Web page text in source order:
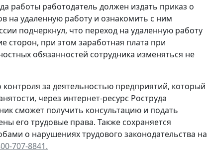
работы работодатель должен издать приказ о
на удаленную работу и ознакомить с ним
подчеркнул, что переход на удаленную работу
сторон, при этом заработная плата при
обязанностей сотрудника изменяться не
за деятельностью предприятий, который
через интернет-ресурс Роструда
сможет получить консультацию и подать
его трудовые права. Также сохраняется
о нарушениях трудового законодательства на
707-8841.